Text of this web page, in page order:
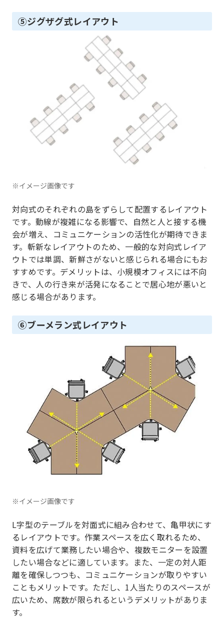
⑤ジグザグ式レイアウト
※イメージ画像です
対向式のそれぞれの島をずらして配置するレイアウト
です。動線が複雑になる影響で、自然と人と接する機
会が増え、コミュニケーションの活性化が期待できま
す。斬新なレイアウトのため、一般的な対向式レイア
ウトでは単調、新鮮さがないと感じられる場合にもお
すすめです。デメリットは、小規模オフィスには不向
きで、人の行き来が活発になることで居心地が悪いと
感じる場合があります。
⑥ブーメラン式レイアウト
※イメージ画像です
L字型のテーブルを対面式に組み合わせて、亀甲状にす
るレイアウトです。作業スペースを広く取れるため、
資料を広げて業務したい場合や、複数モニターを設置
したい場合などに適しています。また、一定の対人距
離を確保しつつも、コミュニケーションが取りやすい
こともメリットです。ただし、1人当たりのスペースが
広いため、席数が限られるというデメリットがありま
す。